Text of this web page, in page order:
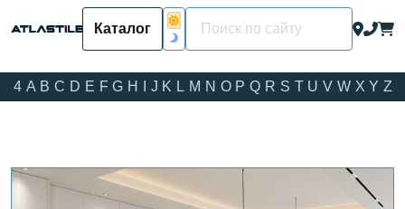
Каталог
4 A B C D E F G H J K L M N O P Q R S T U V W X Y Z